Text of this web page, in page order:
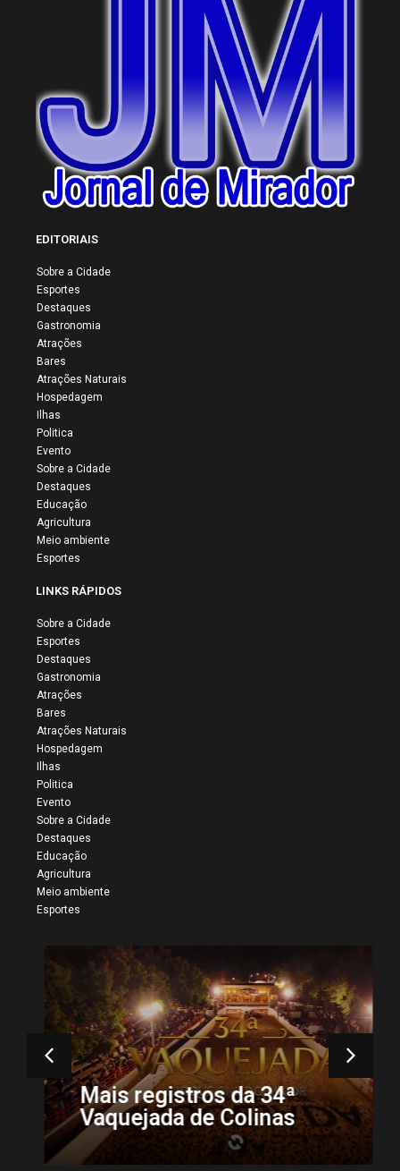
EDITORIAIS
Sobre a Cidade
Esportes
Destaques
Gastronomia
Atrações
Bares
Atrações Naturais
Hospedagem
Ilhas
Politica
Evento
Sobre a Cidade
Destaques
Educação
Agricultura
Meio ambiente
Esportes
LINKS RÁPIDOS
Sobre a Cidade
Esportes
Destaques
Gastronomia
Atrações
Bares
Atrações Naturais
Hospedagem
Ilhas
Politica
Evento
Sobre a Cidade
Destaques
Educação
Agricultura
Meio ambiente
Esportes
Mais registros da 34ª
Vaquejada de Colinas